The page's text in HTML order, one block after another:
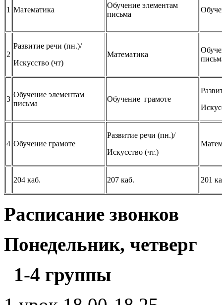
1 Математика
Обучение элементам
письма
2
Развитие речи (пн.)/
Искусство (чт)
Математика
3
Обучение элементам
письма
Обучение грамоте
4 Обучение грамоте
Развитие речи (пн.)/
Искусство (чт.)
204 каб. 207 каб. 201
Расписание звонков
Понедельник, четверг
1-4